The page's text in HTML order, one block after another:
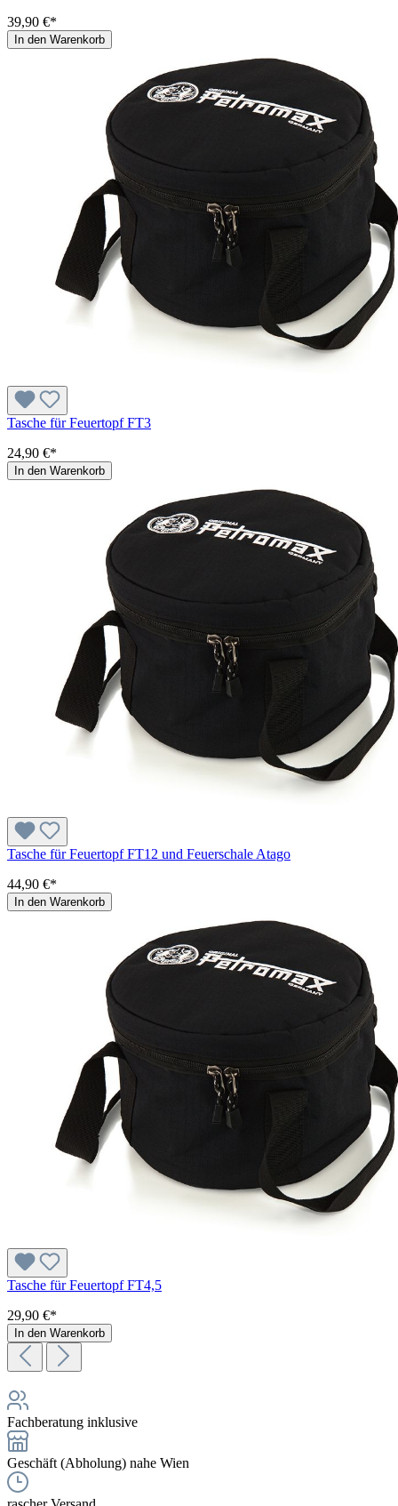
39,90 €*
In den Warenkorb
Tasche für Feuertopf FT3
24,90 €*
In den Warenkorb
Tasche für Feuertopf FT12 und Feuerschale Atago
44,90 €*
In den Warenkorb
Tasche für Feuertopf FT4,5
29,90 €*
In den Warenkorb
Fachberatung inklusive
Geschäft (Abholung) nahe Wien